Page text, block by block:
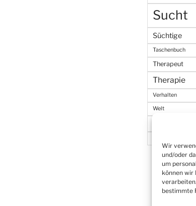
Wir
und/oder
um
können wir
bestimmte
Sucht
Süchtige
Taschenbuch
Therapeut
Therapie
Verhalten
Welt